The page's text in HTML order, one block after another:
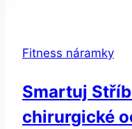
Fitness náramky
Smartuj
chirurgické